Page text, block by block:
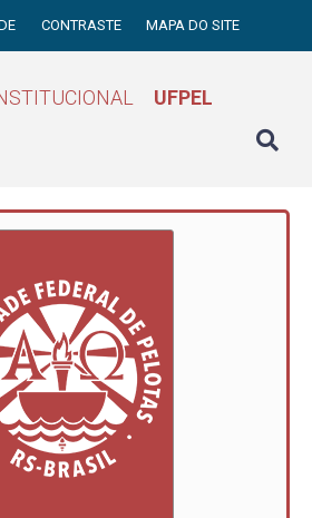
CONTRASTE MAPA DO SITE
UFPEL